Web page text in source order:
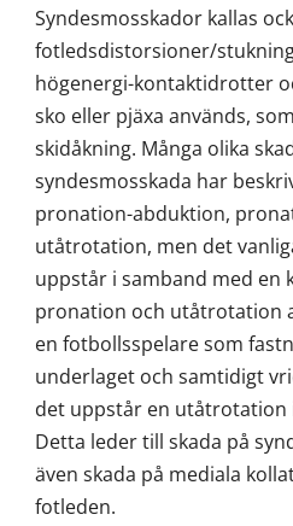
Syndesmosskador kallas
fotledsdistorsioner/
högenergi-kontaktidrotter
sko eller pjäxa används,
skidåkning. Många olika
syndesmosskada har
pronation-abduktion,
utåtrotation, men det
uppstår i samband med en
pronation och utåtrotation
en fotbollsspelare som
underlaget och samtidigt
det uppstår en
Detta leder till skada på
även skada på mediala
fotleden.